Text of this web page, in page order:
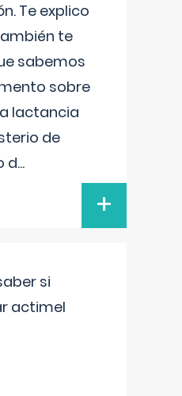
Te explico
te
sabemos
sobre
lactancia
de
d...
+
si
actimel